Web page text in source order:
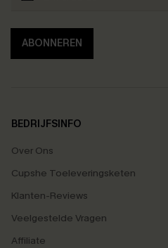
ABONNEREN
BEDRIJFSINFO
Over Ons
Cupshe Toeleveringsketen
Klanten-Reviews
Veelgestelde Vragen
Affiliate